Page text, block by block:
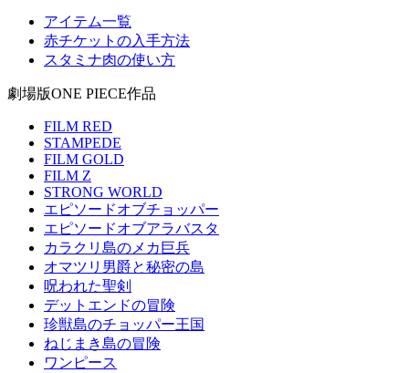
アイテム一覧
赤チケットの入手方法
スタミナ肉の使い方
劇場版ONE PIECE作品
FILM RED
STAMPEDE
FILM GOLD
FILM Z
STRONG WORLD
エピソードオブチョッパー
エピソードオブアラバスタ
カラクリ島のメカ巨兵
オマツリ男爵と秘密の島
呪われた聖剣
デットエンドの冒険
珍獣島のチョッパー王国
ねじまき島の冒険
ワンピース